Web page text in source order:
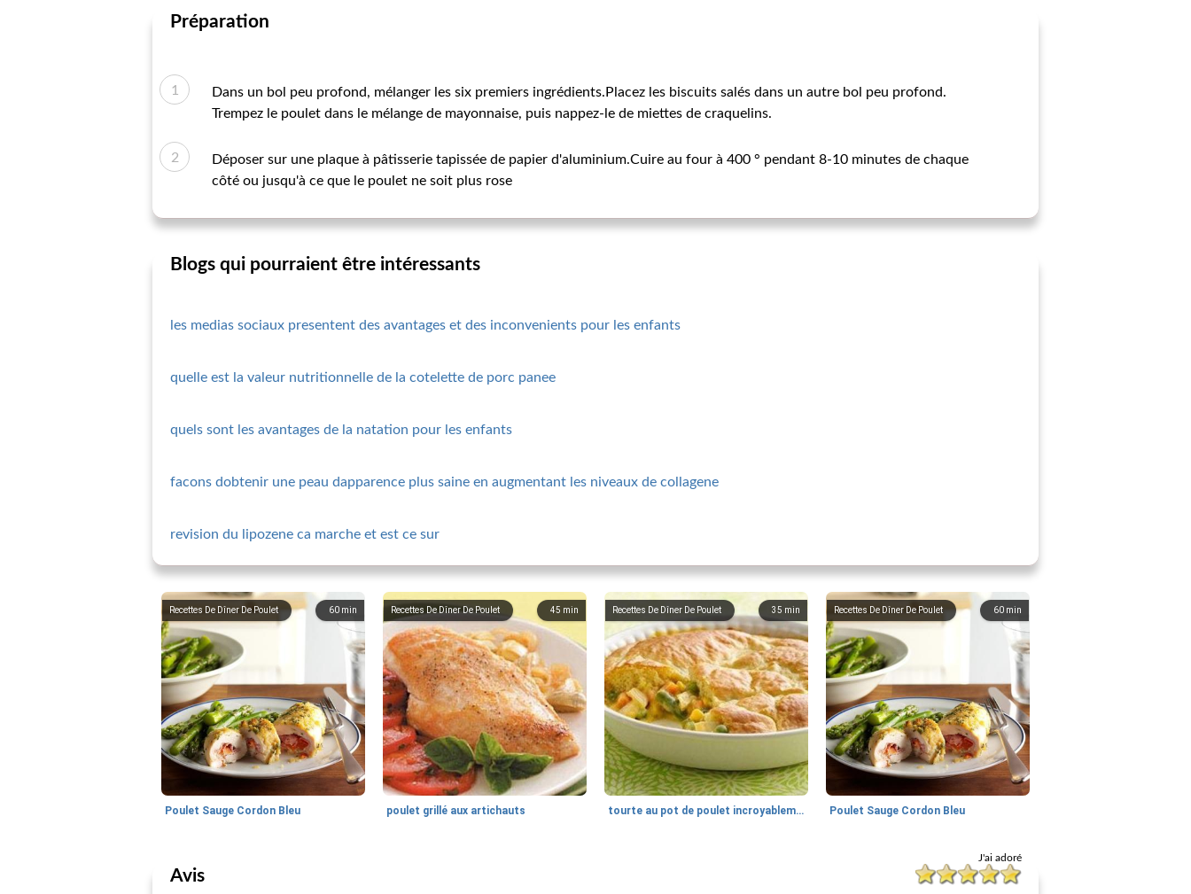
Préparation
Dans un bol peu profond, mélanger les six premiers ingrédients.Placez les biscuits salés dans un autre bol peu profond.
Trempez le poulet dans le mélange de mayonnaise, puis nappez-le de miettes de craquelins.
Déposer sur une plaque à pâtisserie tapissée de papier d'aluminium.Cuire au four à 400 ° pendant 8-10 minutes de chaque
côté ou jusqu'à ce que le poulet ne soit plus rose
Blogs qui pourraient être intéressants
les medias sociaux presentent des avantages et des inconvenients pour les enfants
quelle est la valeur nutritionnelle de la cotelette de porc panee
quels sont les avantages de la natation pour les enfants
facons dobtenir une peau dapparence plus saine en augmentant les niveaux de collagene
revision du lipozene ca marche et est ce sur
60 min
Recettes De Dîner De Poulet
Poulet Sauge Cordon Bleu
45 min
Recettes De Dîner De Poulet
poulet grillé aux artichauts
35 min
Recettes De Dîner De Poulet
tourte au pot de poulet incroyablement facile
60 min
Recettes De Dîner De Poulet
Poulet Sauge Cordon Bleu
J'ai adoré
Avis